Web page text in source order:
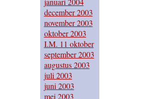
december 2003
november 2003
oktober 2003
I.M. 11 oktober
september 2003
augustus 2003
juli 2003
juni 2003
mei 2003